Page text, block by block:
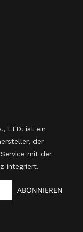
LTD. ist ein
der
mit der
integriert.
ABONNIEREN